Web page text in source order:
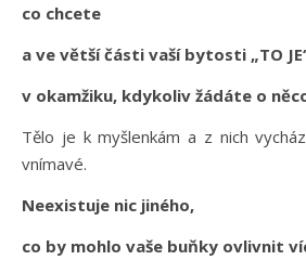
co chcete
a ve větší části vaší bytosti „TO
v okamžiku, kdykoliv žádáte o
Tělo je k myšlenkám a z nich
vnímavé.
Neexistuje nic jiného,
co by mohlo vaše buňky ovlivnit